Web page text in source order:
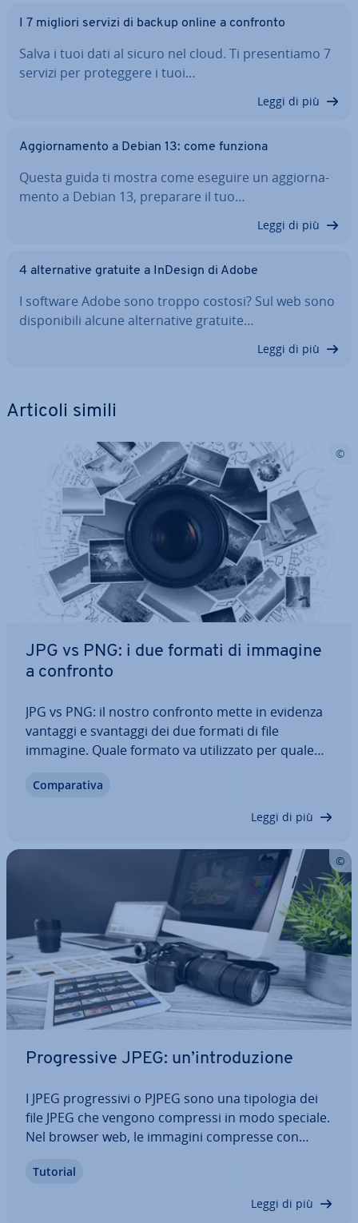
I 7 migliori servizi di backup online a confronto
Salva i tuoi dati al sicuro nel cloud. Ti pre­sen­tia­mo 7
servizi per pro­teg­ge­re i tuoi…
Leggi di più
Ag­gior­na­men­to a Debian 13: come funziona
Questa guida ti mostra come eseguire un ag­gior­na­
men­to a Debian 13, preparare il tuo…
Leggi di più
4 al­ter­na­ti­ve gratuite a InDesign di Adobe
I software Adobe sono troppo costosi? Sul web sono
di­spo­ni­bi­li alcune al­ter­na­ti­ve gratuite…
Leggi di più
Articoli simili
JPG vs PNG: i due formati di immagine
a confronto
JPG vs PNG: il nostro confronto mette in evidenza
vantaggi e svantaggi dei due formati di file
immagine. Quale formato va uti­liz­za­to per quale
che modo i diversi rapporti di com­pres­sio­ne in­flui­
Com­pa­ra­ti­va
Leggi di più
Pro­gres­si­ve JPEG: un’in­tro­du­zio­ne
I JPEG pro­gres­si­vi o PJPEG sono una tipologia dei
file JPEG che vengono compressi in modo speciale.
Nel browser web, le immagini compresse con
rispetto ai JPEG “normali” o baseline JPEG. Quali
Tutorial
Leggi di più